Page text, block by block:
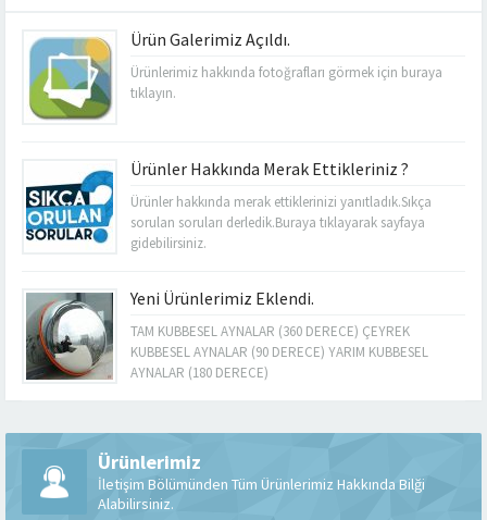
Ürün Galerimiz Açıldı.
Ürünlerimiz hakkında fotoğrafları görmek için buraya
tıklayın.
Ürünler Hakkında Merak Ettikleriniz ?
Ürünler hakkında merak ettiklerinizi yanıtladık.Sıkça
sorulan soruları derledik.Buraya tıklayarak sayfaya
gidebilirsiniz.
Yeni Ürünlerimiz Eklendi.
TAM KUBBESEL AYNALAR (360 DERECE) ÇEYREK
KUBBESEL AYNALAR (90 DERECE) YARIM KUBBESEL
AYNALAR (180 DERECE)
Ürünlerimiz
İletişim Bölümünden Tüm Ürünlerimiz Hakkında Bilği
Alabilirsiniz.